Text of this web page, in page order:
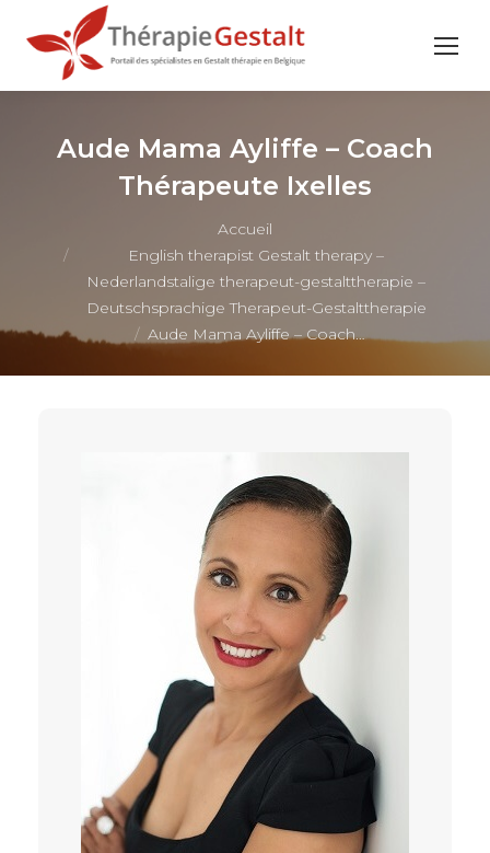
Aude Mama Ayliffe – Coach
Thérapeute Ixelles
Accueil
English therapist Gestalt therapy –
Nederlandstalige therapeut-gestalttherapie –
Deutschsprachige Therapeut-Gestalttherapie
Aude Mama Ayliffe – Coach…